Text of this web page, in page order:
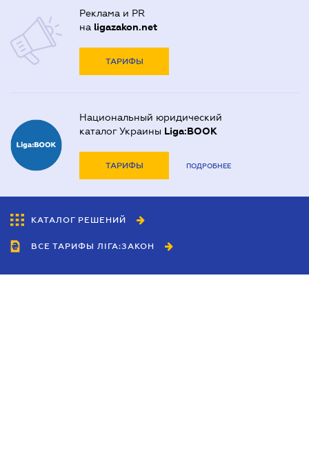
Реклама и PR
на ligazakon.net
ТАРИФЫ
Национальный юридический
каталог Украины Liga:BOOK
ТАРИФЫ ПОДРОБНЕЕ
КАТАЛОГ РЕШЕНИЙ
ВСЕ ТАРИФЫ ЛІГА:ЗАКОН